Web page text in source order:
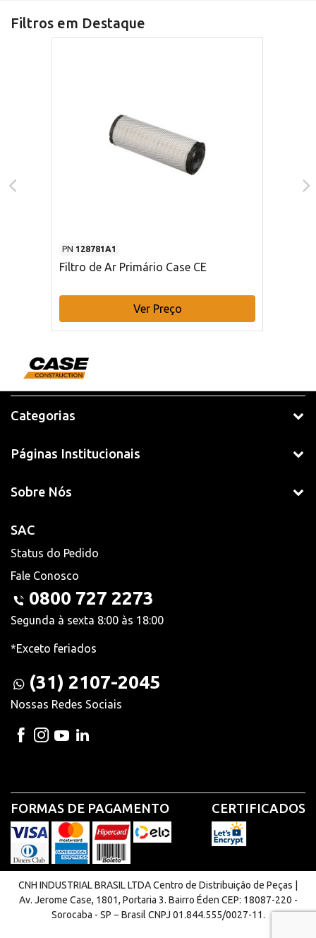
Filtros em Destaque
PN 128781A1
Filtro de Ar Primário Case CE
Ver Preço
Categorias
Páginas Institucionais
Sobre Nós
SAC
Status do Pedido
Fale Conosco
0800 727 2273
Segunda à sexta 8:00 às 18:00
*Exceto feriados
(31) 2107-2045
Nossas Redes Sociais
FORMAS DE PAGAMENTO CERTIFICADOS
CNH INDUSTRIAL BRASIL LTDA Centro de Distribuição de Peças |
Av. Jerome Case, 1801, Portaria 3. Bairro Éden CEP: 18087-220 -
Sorocaba - SP − Brasil CNPJ 01.844.555/0027-11.